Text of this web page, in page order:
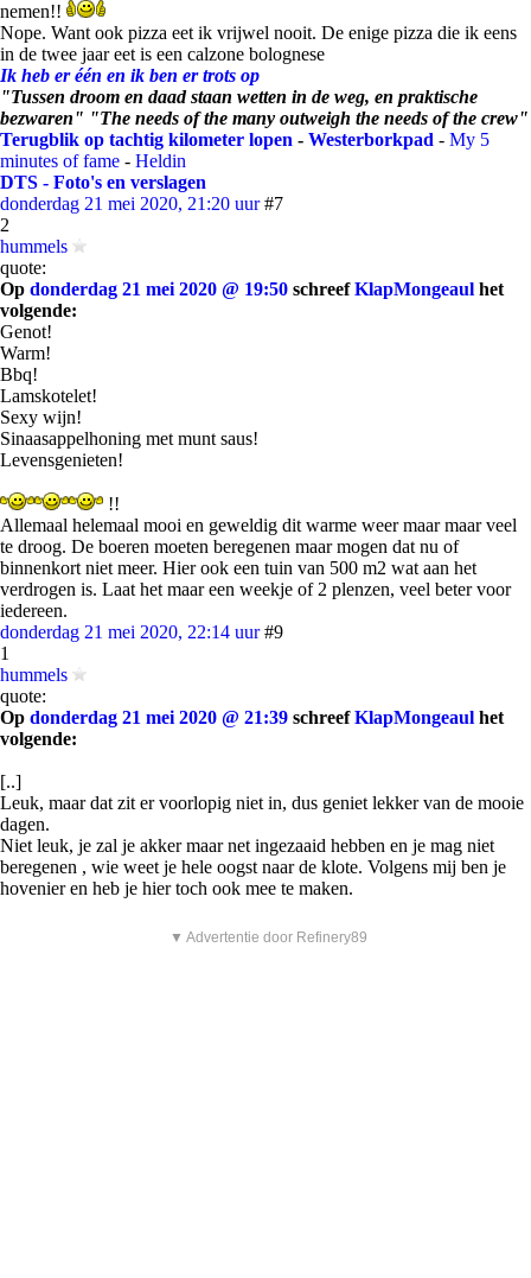
nemen!!
Nope. Want ook pizza eet ik vrijwel nooit. De enige pizza die ik eens
in de twee jaar eet is een calzone bolognese
Ik heb er één en ik ben er trots op
"Tussen droom en daad staan wetten in de weg, en praktische
bezwaren" "The needs of the many outweigh the needs of the crew"
Terugblik op tachtig kilometer lopen - Westerborkpad - My 5
minutes of fame - Heldin
DTS - Foto's en verslagen
donderdag 21 mei 2020, 21:20 uur #7
2
hummels
quote:
Op donderdag 21 mei 2020 @ 19:50 schreefKlapMongeaul het
volgende:
Genot!
Warm!
Bbq!
Lamskotelet!
Sexy wijn!
Sinaasappelhoning met munt saus!
Levensgenieten!
!!
Allemaal helemaal mooi en geweldig dit warme weer maar maar veel
te droog. De boeren moeten beregenen maar mogen dat nu of
binnenkort niet meer. Hier ook een tuin van 500 m2 wat aan het
verdrogen is. Laat het maar een weekje of 2 plenzen, veel beter voor
iedereen.
donderdag 21 mei 2020, 22:14 uur #9
1
hummels
quote:
Op donderdag 21 mei 2020 @ 21:39 schreefKlapMongeaul het
volgende:
[..]
Leuk, maar dat zit er voorlopig niet in, dus geniet lekker van de mooie
dagen.
Niet leuk, je zal je akker maar net ingezaaid hebben en je mag niet
beregenen , wie weet je hele oogst naar de klote. Volgens mij ben je
hovenier en heb je hier toch ook mee te maken.
▼ Advertentie door Refinery89